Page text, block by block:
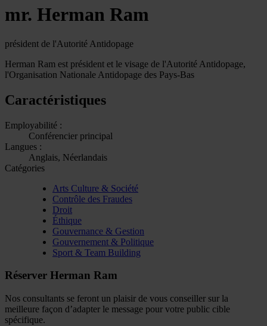
mr. Herman Ram
président de l'Autorité Antidopage
Herman Ram est président et le visage de l'Autorité Antidopage,
l'Organisation Nationale Antidopage des Pays-Bas
Caractéristiques
Employabilité :
Conférencier principal
Langues :
Anglais, Néerlandais
Catégories
Arts Culture & Société
Contrôle des Fraudes
Droit
Éthique
Gouvernance & Gestion
Gouvernement & Politique
Sport & Team Building
Réserver Herman Ram
Nos consultants se feront un plaisir de vous conseiller sur la
meilleure façon d’adapter le message pour votre public cible
spécifique.